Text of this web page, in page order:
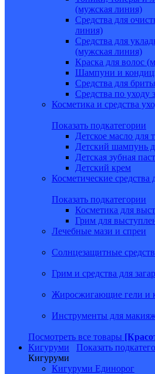
(мужская линия)
Средства для
линия)
Средства для
(мужская линия)
Краска для волос
Шампуни и
Средства для
Средства по уходу
Косметика и средства
Показать подкатегории
Детское масло для
Детский шампунь
Детская зубная
Детский крем
Косметические средства
Показать подкатегории
Косметика для
Грим для
Лечебные мази и спреи
Солнцезащитные
Грим и средства для
Жиросжигающие гели и
Инструменты для
Посмотреть все товары
Кигуруми
Показать
Кигуруми
Кигуруми Единорог